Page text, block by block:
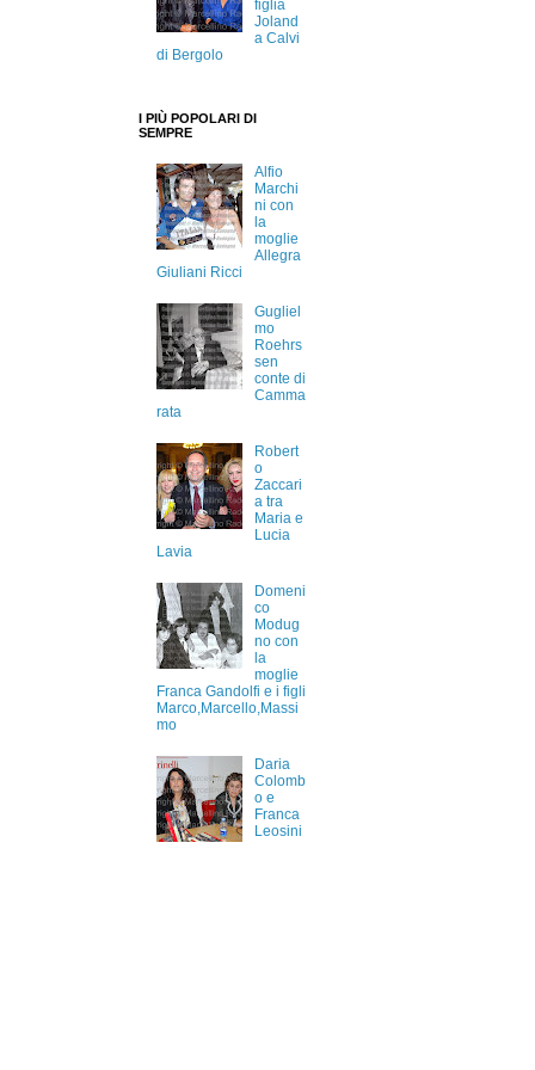
figlia
Joland
a Calvi
di Bergolo
I PIÙ POPOLARI DI
SEMPRE
Alfio
Marchi
ni con
la
moglie
Allegra
Giuliani Ricci
Gugliel
mo
Roehrs
sen
conte di
Camma
rata
Robert
o
Zaccari
a tra
Maria e
Lucia
Lavia
Domeni
co
Modug
no con
la
moglie
Franca Gandolfi e i figli
Marco,Marcello,Massi
mo
Daria
Colomb
o e
Franca
Leosini